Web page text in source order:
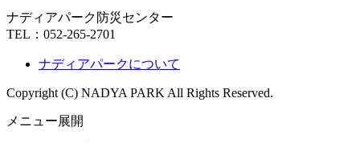
ナディアパーク防災センター
TEL： 052-265-2701
ナディアパークについて
Copyright (C) NADYA PARK All Rights Reserved.
メニュー展開